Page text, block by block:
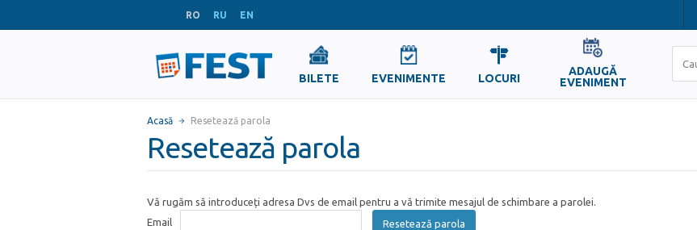
RO RU EN
BILETE EVENIMENTE LOCURI
ADAUGĂ
EVENIMENT
Acasă Resetează parola
Resetează parola
Vă rugăm să introduceți adresa Dvs de email pentru a vă trimite mesajul de schimbare a parolei.
Email
Resetează parola